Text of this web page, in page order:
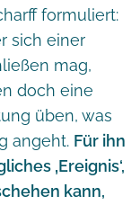
formuliert:
sich einer
mag,
doch eine
üben, was
angeht. Für ihn
‚Ereignis‘,
kann,